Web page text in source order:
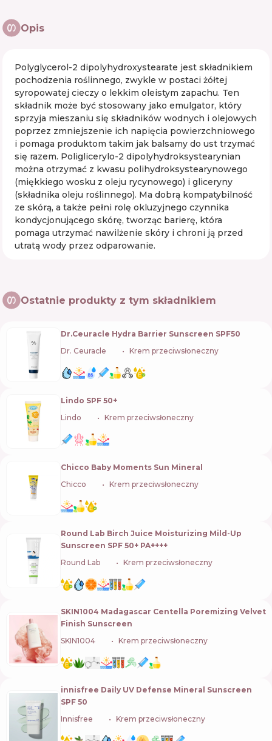
Opis
Polyglycerol-2 dipolyhydroxystearate jest składnikiem
pochodzenia roślinnego, zwykle w postaci żółtej
syropowatej cieczy o lekkim oleistym zapachu. Ten
składnik może być stosowany jako emulgator, który
sprzyja mieszaniu się składników wodnych i olejowych
poprzez zmniejszenie ich napięcia powierzchniowego
i pomaga produktom takim jak balsamy do ust trzymać
się razem. Poliglicerylo-2 dipolyhydroksystearynian
można otrzymać z kwasu polihydroksystearynowego
(miękkiego wosku z oleju rycynowego) i gliceryny
(składnika oleju roślinnego). Ma dobrą kompatybilność
ze skórą, a także pełni rolę okluzyjnego czynnika
kondycjonującego skórę, tworząc barierę, która
pomaga utrzymać nawilżenie skóry i chroni ją przed
utratą wody przez odparowanie.
Ostatnie produkty z tym składnikiem
Dr.Ceuracle Hydra Barrier Sunscreen SPF50
Dr. Ceuracle
Krem przeciwsłoneczny
Lindo SPF 50+
Lindo
Krem przeciwsłoneczny
Chicco Baby Moments Sun Mineral
Chicco
Krem przeciwsłoneczny
Round Lab Birch Juice Moisturizing Mild-Up
Sunscreen SPF 50+ PA++++
Round Lab
Krem przeciwsłoneczny
SKIN1004 Madagascar Centella Poremizing Velvet
Finish Sunscreen
SKIN1004
Krem przeciwsłoneczny
innisfree Daily UV Defense Mineral Sunscreen
SPF 50
Innisfree
Krem przeciwsłoneczny